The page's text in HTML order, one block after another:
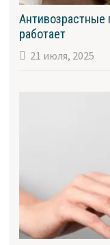
Антивозрастные
работает
21 июля, 2025